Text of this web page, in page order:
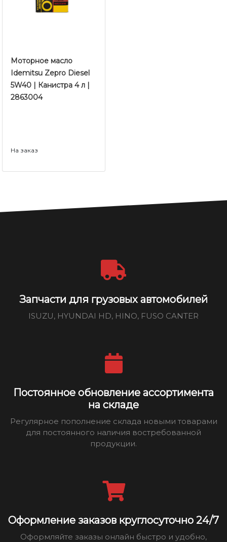
Моторное масло ​​​​​​​
Idemitsu Zepro Diesel
5W40 | Канистра 4 л |
2863004
На заказ
Запчасти для грузовых автомобилей
ISUZU, HYUNDAI HD, HINO, FUSO CANTER
Постоянное обновление ассортимента
на складе
Регулярное пополнение склада новыми товарами
для постоянного наличия востребованной
продукции.
Оформление заказов круглосуточно 24/7
Оформляйте заказы онлайн быстро и удобно,